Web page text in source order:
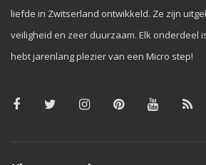
liefde in Zwitserland ontwikkeld. Ze zijn
veiligheid en zeer duurzaam. Elk onderdeel
hebt jarenlang plezier van een Micro step!